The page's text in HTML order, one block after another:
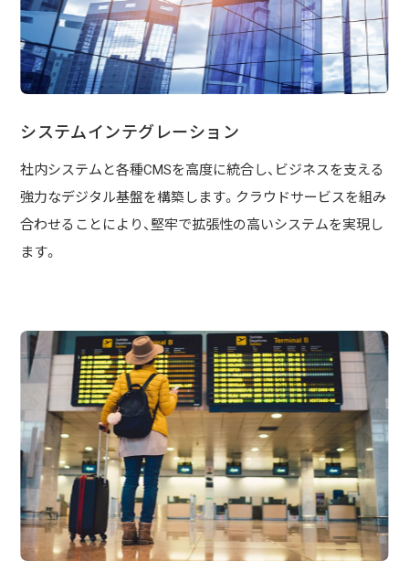
システムインテグレーション
社内システムと各種CMSを高度に統合し、ビジネスを支える
強力なデジタル基盤を構築します。クラウドサービスを組み
合わせることにより、堅牢で拡張性の高いシステムを実現し
ます。